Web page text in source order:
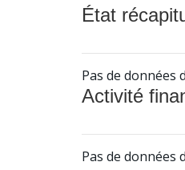
État
Pas de données
Activité
Pas de données